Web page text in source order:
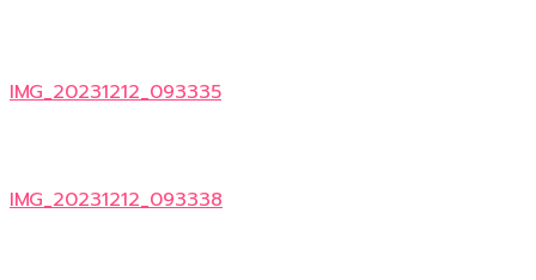
IMG_20231212_093335
IMG_20231212_093338